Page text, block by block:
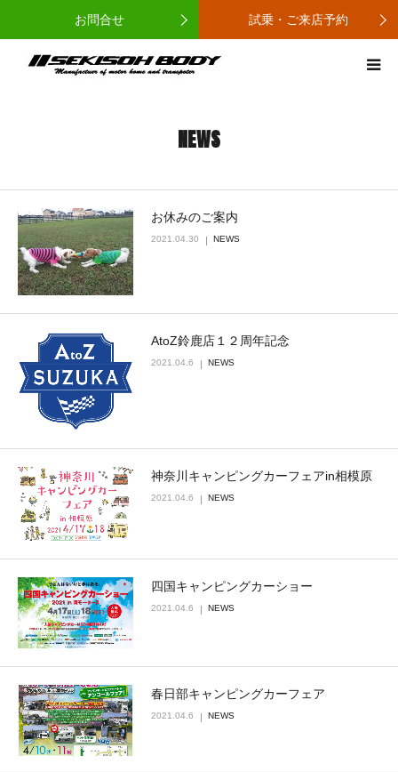
お問合せ 試乗・ご来店予約
NEWS
お休みのご案内
2021.04.30 NEWS
AtoZ鈴鹿店１２周年記念
2021.04.6 NEWS
神奈川キャンピングカーフェアin相模原
2021.04.6 NEWS
四国キャンピングカーショー
2021.04.6 NEWS
春日部キャンピングカーフェア
2021.04.6 NEWS
ホーム
取扱店
ニュース